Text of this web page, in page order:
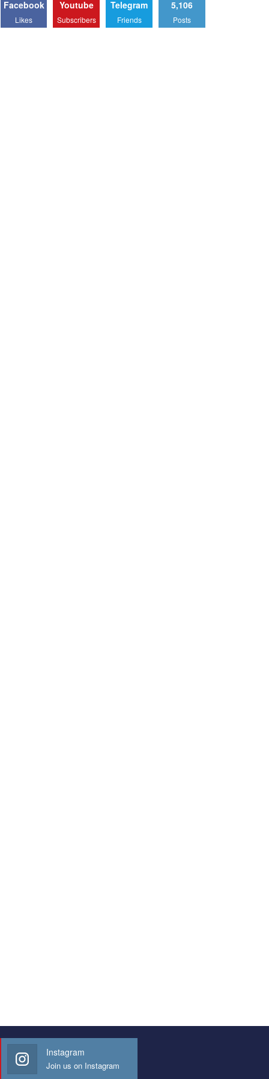
Facebook
Likes
Youtube
Subscribers
Telegram
Friends
5,106
Posts
Instagram
Join us on Instagram